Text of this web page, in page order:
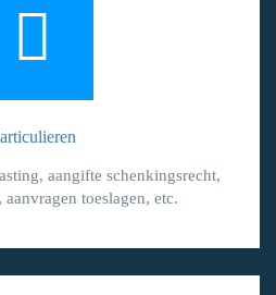
aangifte schenkingsrecht,
toeslagen, etc.